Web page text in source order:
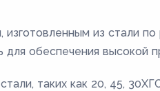
из стали
обеспечения высокой
таких как 20, 45,